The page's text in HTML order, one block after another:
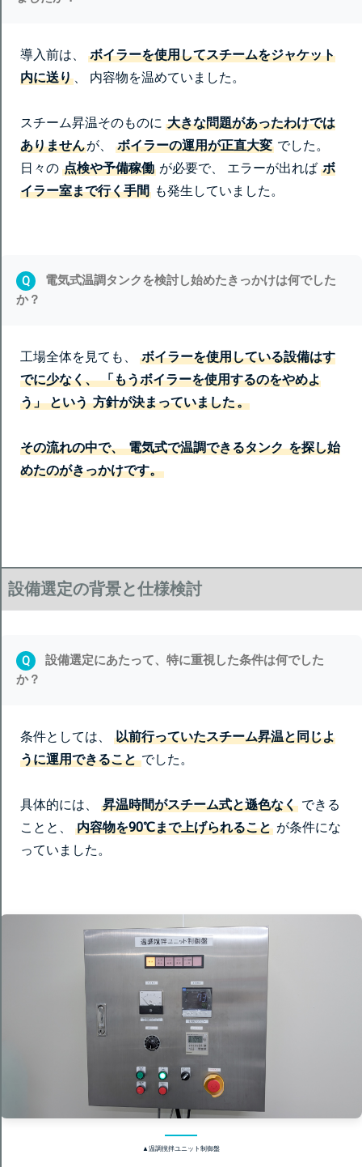
導入前は、
ボイラーを使用してスチームをジャケット
内に送り
、 内容物を温めていました。
スチーム昇温そのものに 大きな問題があったわけでは
ありませんが、 ボイラーの運用が正直大変 でした。
日々の 点検や予備稼働 が必要で、 エラーが出れば ボ
イラー室まで行く手間 も発生していました。
Q
電気式温調タンクを検討し始めたきっかけは何でした
か？
工場全体を見ても、
ボイラーを使用している設備はす
でに少なく、 「もうボイラーを使用するのをやめよ
う」 という方針が決まっていました。
その流れの中で、電気式で温調できるタンクを探し始
めたのがきっかけです。
設備選定の背景と仕様検討
Q
設備選定にあたって、特に重視した条件は何でした
か？
条件としては、
以前行っていたスチーム昇温と同じよ
うに運用できることでした。
具体的には、 昇温時間がスチーム式と遜色なく できる
ことと、
内容物を90℃まで上げられること が条件にな
っていました。
▲温調撹拌ユニット制御盤